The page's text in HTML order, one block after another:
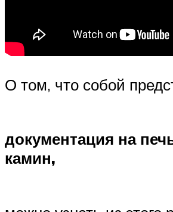
О том, что собой
документация на
камин,